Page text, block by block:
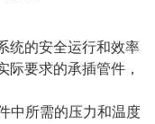
统的安全运行和效率
际要求的承插管件，
中所需的压力和温度